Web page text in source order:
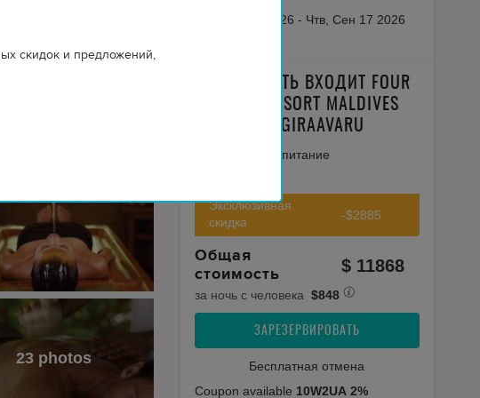
23 photos
Чтв, Сен 10 2026 - Чтв, Сен 17 2026
В СТОИМОСТЬ ВХОДИТ FOUR
SEASONS RESORT MALDIVES
AT LANDAA GIRAAVARU
Проживание и питание
Эксклюзивная
скидка
-$2885
Общая
стоимость
$ 11868
за ночь с человека $848
ЗАРЕЗЕРВИРОВАТЬ
Бесплатная отмена
Сoupon available 10W2UA 2%
скидок и предложений,